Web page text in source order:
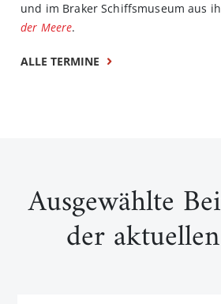
und im Braker Schiffsmuseum aus
der Meere.
ALLE TERMINE
Ausgewählte
der aktuellen